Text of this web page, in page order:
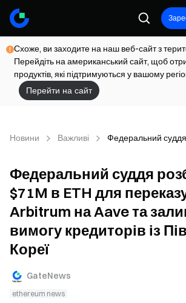
Схоже, ви заходите на наш веб-сайт з
Перейдіть на американський сайт, щоб
продуктів, які підтримуються у вашому
Перейти на сайт
Новини Важливі Федеральний суддя
Федеральний суддя
$71M в ETH для
Arbitrum на Aave та
вимогу кредиторів із
Кореї
GateNews
ethereum news